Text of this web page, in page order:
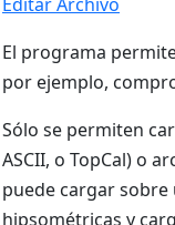
El programa
por ejemplo,
Sólo se permiten
ASCII, o TopCal) o
puede cargar
hipsométricas y